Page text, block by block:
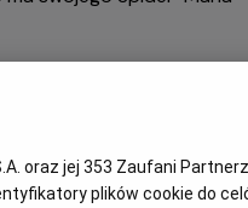
oraz jej 353 Zaufani
plików cookie do